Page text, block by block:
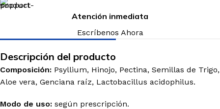
Atención inmediata
Escríbenos Ahora
Descripción del producto
Composición: Psyllium, Hinojo, Pectina, Semillas de Trigo,
Aloe vera, Genciana raíz, Lactobacillus acidophilus.
Modo de uso: según prescripción.